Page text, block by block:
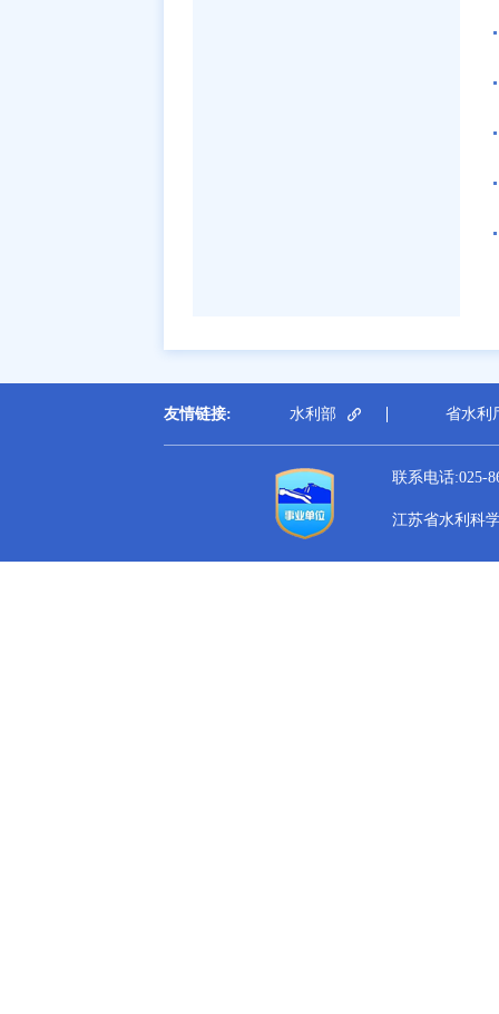
友情链接: 水利部 省水利
联系电话:025-
江苏省水利科